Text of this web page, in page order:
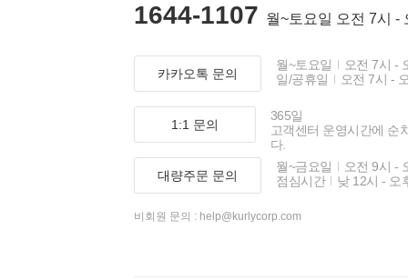
1644-1107 월~토요일 오전 7시 -
카카오톡 문의
월~토요일
오전 7시 -
일/공휴일
오전 7시 -
1:1 문의
365일
고객센터 운영시간에 순
다.
대량주문 문의
월~금요일
오전 9시 -
점심시간
낮 12시 - 오
비회원 문의 : help@kurlycorp.com